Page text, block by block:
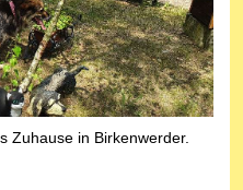
Zuhause in Birkenwerder.